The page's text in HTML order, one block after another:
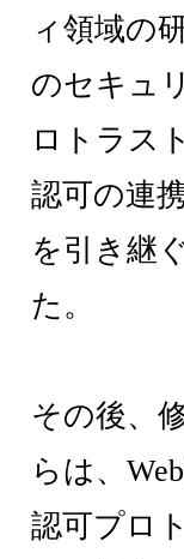
ィ領域の
のセキュ
ロトラス
認可の連
を引き継
た。
その後、
らは、
認可プロ